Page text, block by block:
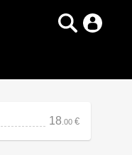
18 .00 €